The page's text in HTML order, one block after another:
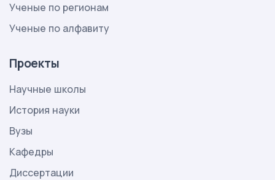
Ученые по регионам
Ученые по алфавиту
Проекты
Научные школы
История науки
Вузы
Кафедры
Диссертации